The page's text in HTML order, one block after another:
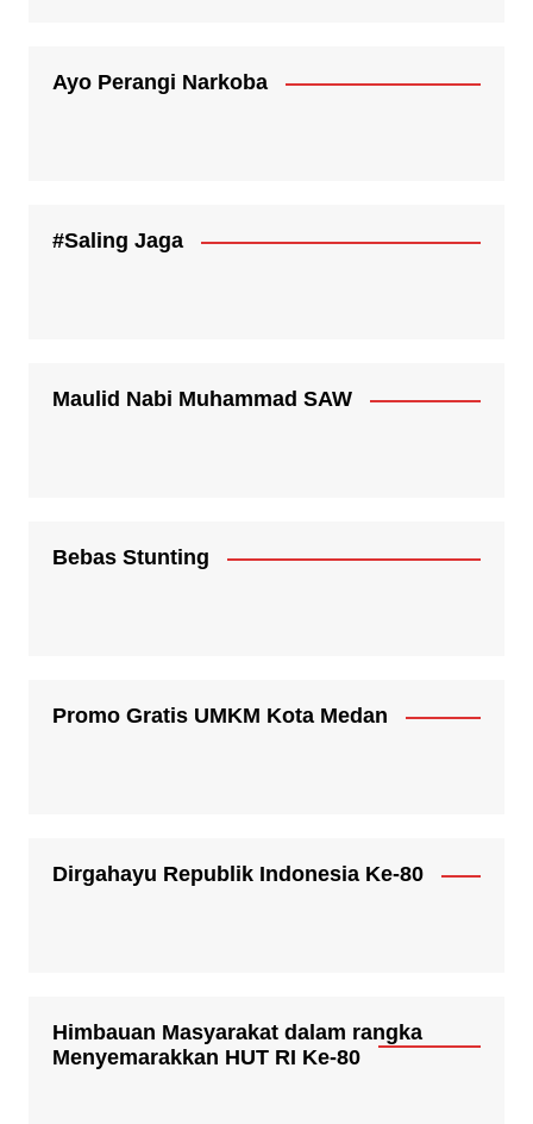
Ayo Perangi Narkoba
#Saling Jaga
Maulid Nabi Muhammad SAW
Bebas Stunting
Promo Gratis UMKM Kota Medan
Dirgahayu Republik Indonesia Ke-80
Himbauan Masyarakat dalam rangka
Menyemarakkan HUT RI Ke-80